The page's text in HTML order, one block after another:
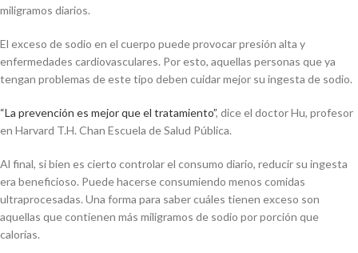
miligramos diarios.
El exceso de sodio en el cuerpo puede provocar presión alta y
enfermedades cardiovasculares. Por esto, aquellas personas que ya
tengan problemas de este tipo deben cuidar mejor su ingesta de sodio.
“La prevención es mejor que el tratamiento”, dice el doctor Hu, profesor
en Harvard T.H. Chan Escuela de Salud Pública.
Al final, si bien es cierto controlar el consumo diario, reducir su ingesta
era beneficioso. Puede hacerse consumiendo menos comidas
ultraprocesadas. Una forma para saber cuáles tienen exceso son
aquellas que contienen más miligramos de sodio por porción que
calorías.